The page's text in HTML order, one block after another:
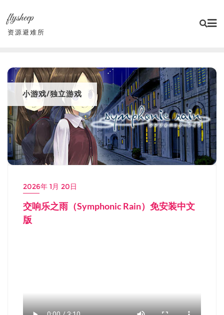
content
flysheep
资源避难所
小游戏/独立游戏
2026年 1月 20日
交响乐之雨（Symphonic Rain）免安装中文
版